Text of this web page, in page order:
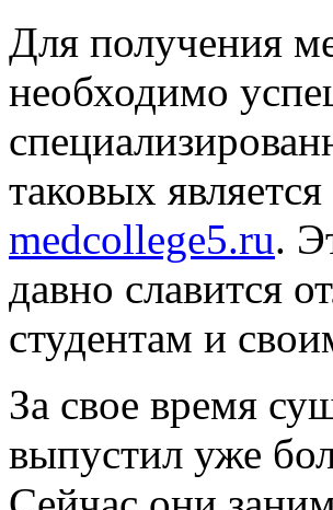
Для получения
необходимо
таковых
medcollege5.ru.
давно славится
студентам и
За свое время
выпустил уже